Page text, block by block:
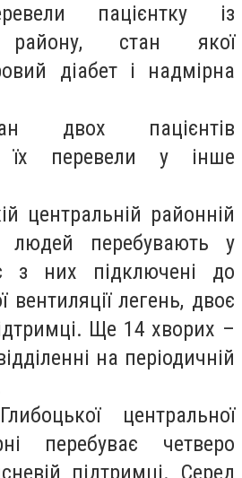
пацієнтку із
району, стан якої
діабет і надмірна
двох пацієнтів
їх перевели у інше
центральній районній
людей перебувають у
з них підключені до
вентиляції легень, двоє
Ще 14 хворих –
на періодичній
центральної
перебуває четверо
підтримці. Серед